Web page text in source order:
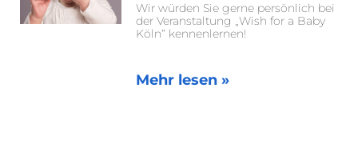
Wir würden Sie gerne persönlich bei
der Veranstaltung „Wish for a Baby
Köln“ kennenlernen!
Mehr lesen »